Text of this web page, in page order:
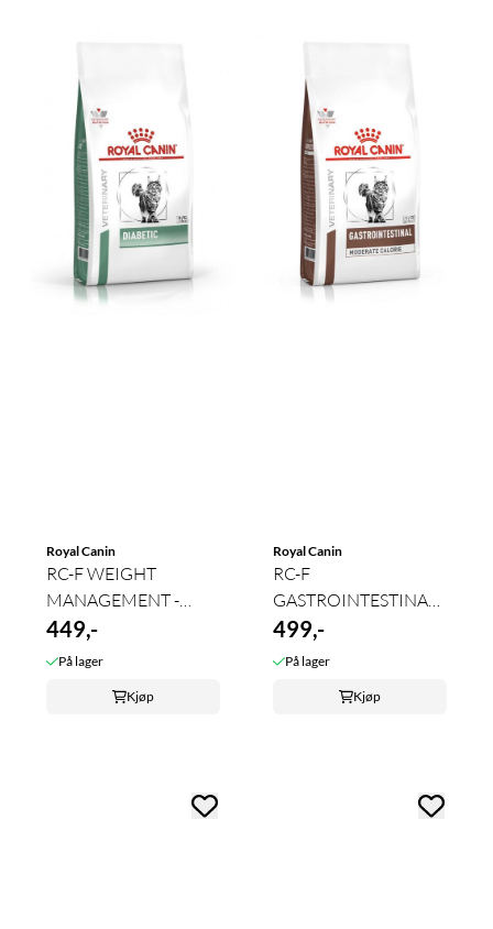
Royal Canin
RC-F WEIGHT
MANAGEMENT -
DIABETIC
449,-
På lager
Kjøp
Royal Canin
RC-F
GASTROINTESTINAL -
MODERATE CALORIE
499,-
På lager
Kjøp